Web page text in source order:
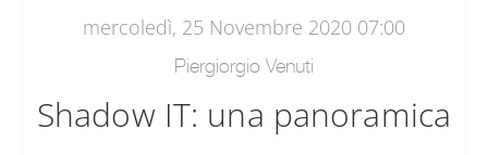
mercoledì, 25 Novembre 2020 07:00
Piergiorgio Venuti
Shadow IT: una panoramica